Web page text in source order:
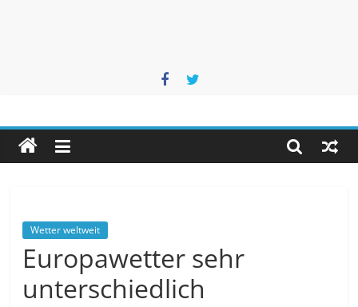
Unwetteragentur
powered
Wetter weltweit
Europawetter sehr
unterschiedlich